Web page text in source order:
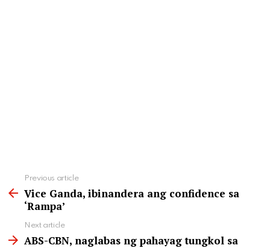
more
Previous article
Vice Ganda, ibinandera ang confidence sa
‘Rampa’
Next article
ABS-CBN, naglabas ng pahayag tungkol sa